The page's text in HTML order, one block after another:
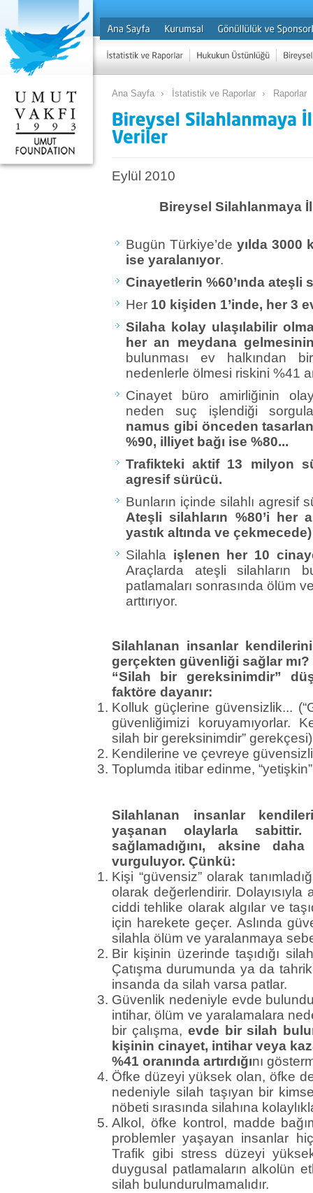
Ana Sayfa İstatistik ve Raporlar Raporlar
Eylül 2010
Bireysel Silahlanmaya
Bugün Türkiye’de yılda 3000
ise yaralanıyor.
Cinayetlerin %60’ında ateşli
Her 10 kişiden 1’inde, her 3
Silaha kolay ulaşılabilir
her an meydana
bulunması ev halkından
nedenlerle ölmesi riskini %41
Cinayet büro amirliğinin
neden suç işlendiği
namus gibi önceden
%90, illiyet bağı ise %80...
Trafikteki aktif 13 milyon
agresif sürücü.
Bunların içinde silahlı agresif
Ateşli silahların %80’i her
yastık altında ve
Silahla işlenen her 10
Araçlarda ateşli silahların
patlamaları sonrasında ölüm
arttırıyor.
Silahlanan insanlar
gerçekten güvenliği sağlar mı?
“Silah bir gereksinimdir”
faktöre dayanır:
Kolluk güçlerine güvensizlik...
güvenliğimizi koruyamıyorlar.
silah bir gereksinimdir” gerekçesi)
Kendilerine ve çevreye
Toplumda itibar edinme,
Silahlanan insanlar
yaşanan olaylarla sabittir.
sağlamadığını, aksine
vurguluyor. Çünkü:
Kişi “güvensiz” olarak
olarak değerlendirir.
ciddi tehlike olarak algılar ve
için harekete geçer. Aslında
silahla ölüm ve yaralanmaya
Bir kişinin üzerinde taşıdığı
Çatışma durumunda ya da
insanda da silah varsa patlar.
Güvenlik nedeniyle evde
intihar, ölüm ve yaralamalara
bir çalışma, evde bir silah
kişinin cinayet, intihar veya
%41 oranında artırdığını
Öfke düzeyi yüksek olan, öfke
nedeniyle silah taşıyan bir
nöbeti sırasında silahına
Alkol, öfke kontrol, madde
problemler yaşayan insanlar
Trafik gibi stress düzeyi
duygusal patlamaların alkolün
silah bulundurulmamalıdır.